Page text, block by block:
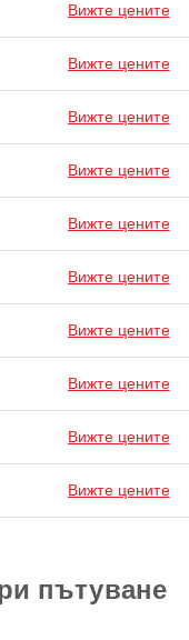
Вижте цените
Вижте цените
Вижте цените
Вижте цените
Вижте цените
Вижте цените
Вижте цените
Вижте цените
Вижте цените
Вижте цените
пътуване